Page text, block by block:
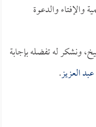
والإفتاء والدعوة
ونشكر له تفضله بإجابة
عبد العزيز.